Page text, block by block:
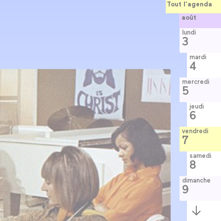
Tout l’agenda
août
lundi
3
mardi
4
mercredi
5
jeudi
6
vendredi
7
samedi
8
dimanche
9
Semaine
suivante